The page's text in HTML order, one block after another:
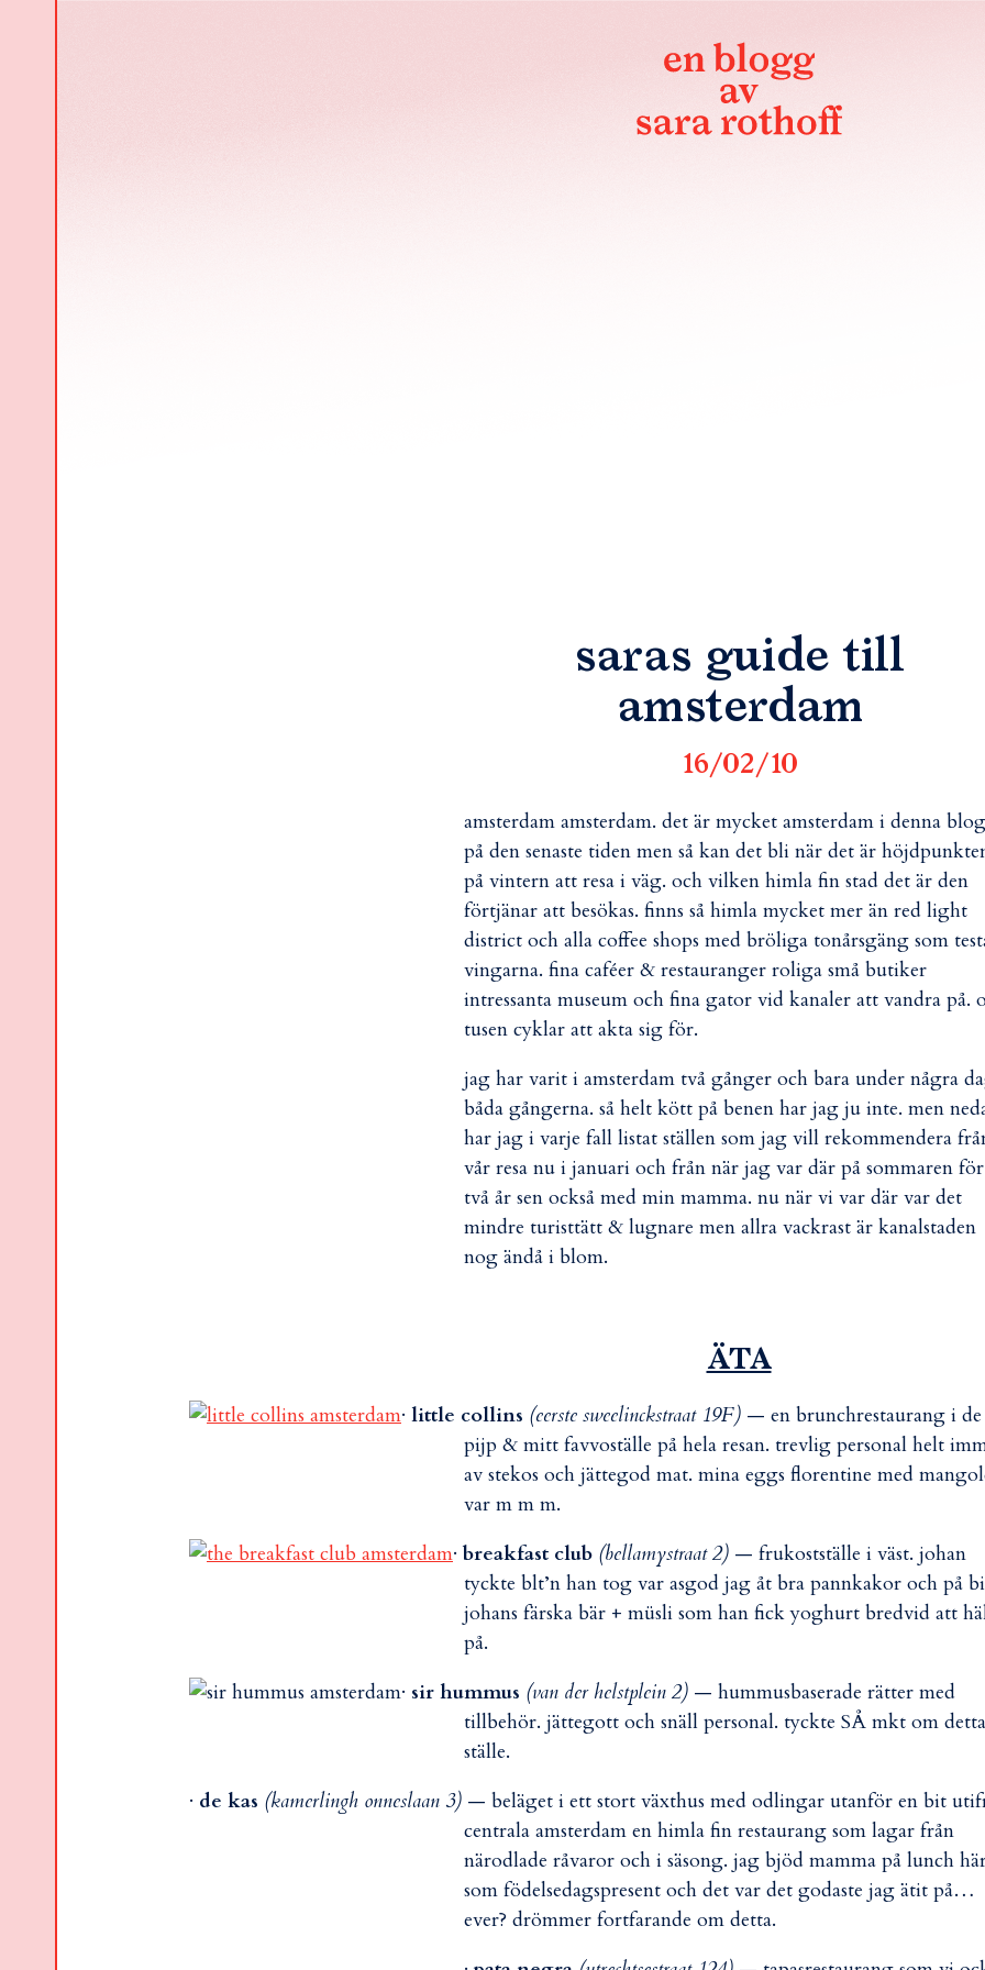
saras guide till
amsterdam
16/02/10
amsterdam amsterdam. det är mycket amsterdam i denna
på den senaste tiden men så kan det bli när det är
på vintern att resa i väg. och vilken himla fin stad det är den
förtjänar att besökas. finns så himla mycket mer än red light
district och alla coffee shops med bröliga tonårsgäng som
vingarna. fina caféer & restauranger roliga små butiker
intressanta museum och fina gator vid kanaler att vandra på.
tusen cyklar att akta sig för.
jag har varit i amsterdam två gånger och bara under några
båda gångerna. så helt kött på benen har jag ju inte. men
har jag i varje fall listat ställen som jag vill rekommendera
vår resa nu i januari och från när jag var där på sommaren för
två år sen också med min mamma. nu när vi var där var det
mindre turisttätt & lugnare men allra vackrast är kanalstaden
nog ändå i blom.
ÄTA
· little collins (eerste sweelinckstraat 19F) — en brunchrestaurang i de
pijp & mitt favvoställe på hela resan. trevlig personal helt
av stekos och jättegod mat. mina eggs florentine med
var m m m.
· breakfast club (bellamystraat 2) — frukostställe i väst. johan
tyckte blt’n han tog var asgod jag åt bra pannkakor och på
johans färska bär + müsli som han fick yoghurt bredvid att
på.
· sir hummus (van der helstplein 2) — hummusbaserade rätter med
tillbehör. jättegott och snäll personal. tyckte SÅ mkt om detta
ställe.
· de kas (kamerlingh onneslaan 3) — beläget i ett stort växthus med odlingar utanför en bit
centrala amsterdam en himla fin restaurang som lagar från
närodlade råvaror och i säsong. jag bjöd mamma på lunch
som födelsedagspresent och det var det godaste jag ätit på…
ever? drömmer fortfarande om detta.